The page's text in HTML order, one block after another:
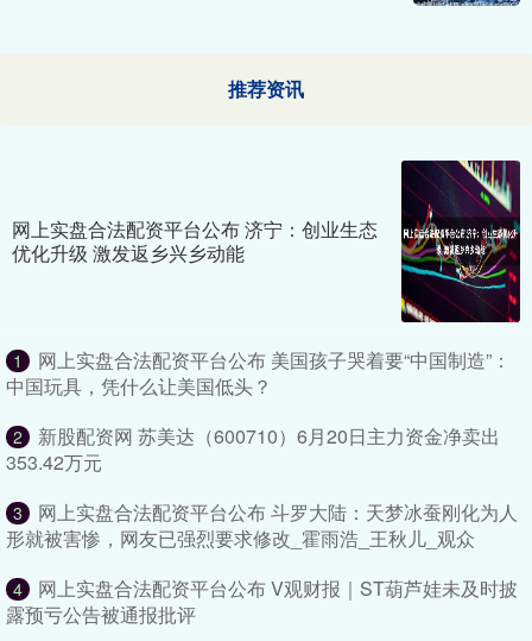
推荐资讯
网上实盘合法配资平台公布 济宁：创业生态
优化升级 激发返乡兴乡动能
1
网上实盘合法配资平台公布 美国孩子哭着要“中国制造”：
中国玩具，凭什么让美国低头？
2
新股配资网 苏美达（600710）6月20日主力资金净卖出
353.42万元
3
网上实盘合法配资平台公布 斗罗大陆：天梦冰蚕刚化为人
形就被害惨，网友已强烈要求修改_霍雨浩_王秋儿_观众
4
网上实盘合法配资平台公布 V观财报｜ST葫芦娃未及时披
露预亏公告被通报批评